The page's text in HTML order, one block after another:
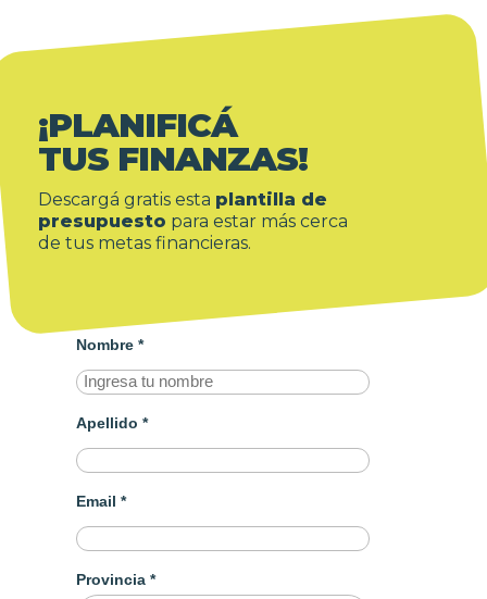
¡PLANIFICÁ
TUS FINANZAS!
Descargá gratis esta plantilla de
presupuesto para estar más cerca
de tus metas financieras.
Nombre *
Apellido *
Email *
Provincia *